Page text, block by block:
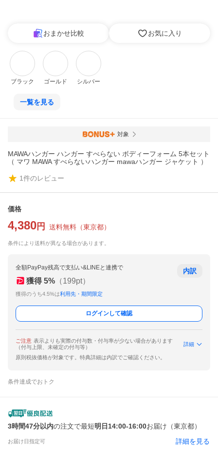
おまかせ比較 お気に入り
ブラック ゴールド シルバー
一覧を見る
対象
MAWAハンガー ハンガー すべらない ボディーフォーム 5本セット
（ マワ MAWA すべらないハンガー mawaハンガー ジャケット ）
1件のレビュー
価格
4,380 円 送料無料 （東京都）
条件により送料が異なる場合があります。
全額PayPay残高で支払い&LINEと連携で
獲得 5% （199pt）
獲得のうち4.5%は利用先・期間限定
内訳
ログインして確認
ご注意 表示よりも実際の付与数・付与率が少ない場合があります
（付与上限、未確定の付与等）
詳細
原則税抜価格が対象です。特典詳細は内訳でご確認ください。
条件達成でおトク
3時間47分以内の注文で最短明日14:00-16:00お届け（東京都）
お届け日指定可 詳細を見る